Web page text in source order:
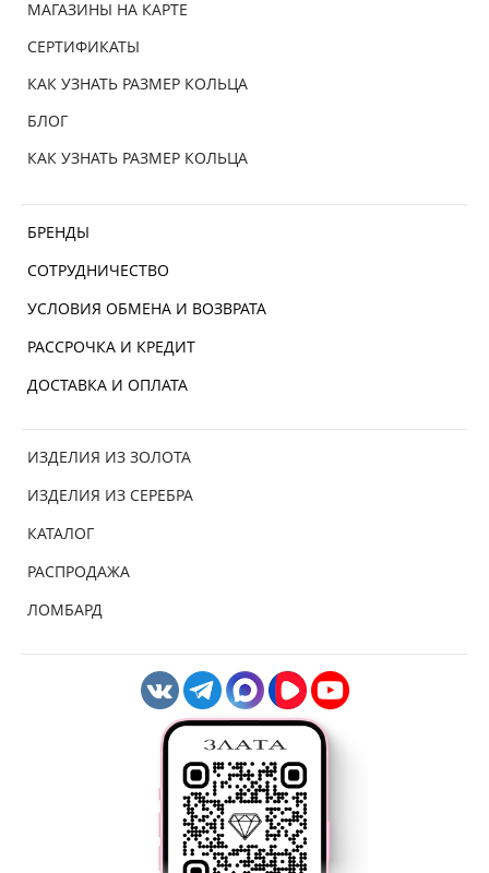
МАГАЗИНЫ НА КАРТЕ
СЕРТИФИКАТЫ
КАК УЗНАТЬ РАЗМЕР КОЛЬЦА
БЛОГ
КАК УЗНАТЬ РАЗМЕР КОЛЬЦА
БРЕНДЫ
СОТРУДНИЧЕСТВО
УСЛОВИЯ ОБМЕНА И ВОЗВРАТА
РАССРОЧКА И КРЕДИТ
ДОСТАВКА И ОПЛАТА
ИЗДЕЛИЯ ИЗ ЗОЛОТА
ИЗДЕЛИЯ ИЗ СЕРЕБРА
КАТАЛОГ
РАСПРОДАЖА
ЛОМБАРД